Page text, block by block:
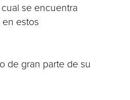
se encuentra
estos
de gran parte de su